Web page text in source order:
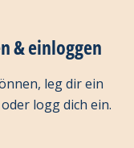
& einloggen
leg dir ein
logg dich ein.